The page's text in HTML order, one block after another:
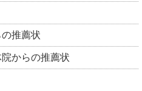
推薦状
からの推薦状